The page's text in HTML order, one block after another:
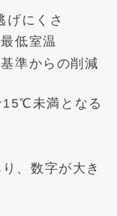
げにくさ
低室温
準からの削減
未満となる
、数字が大き